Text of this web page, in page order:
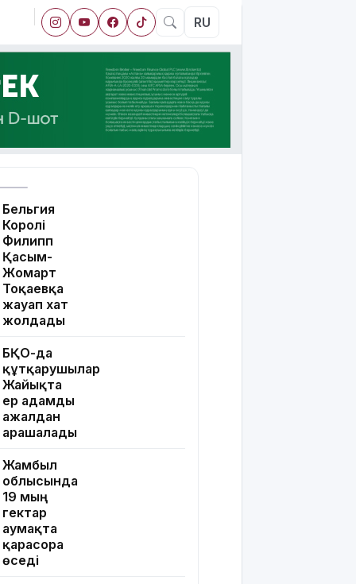
RU
Бельгия
Королі
Филипп
Қасым-
Жомарт
Тоқаевқа
жауап хат
жолдады
БҚО-да
құтқарушылар
Жайықта
ер адамды
ажалдан
арашалады
Жамбыл
облысында
19 мың
гектар
аумақта
қарасора
өседі